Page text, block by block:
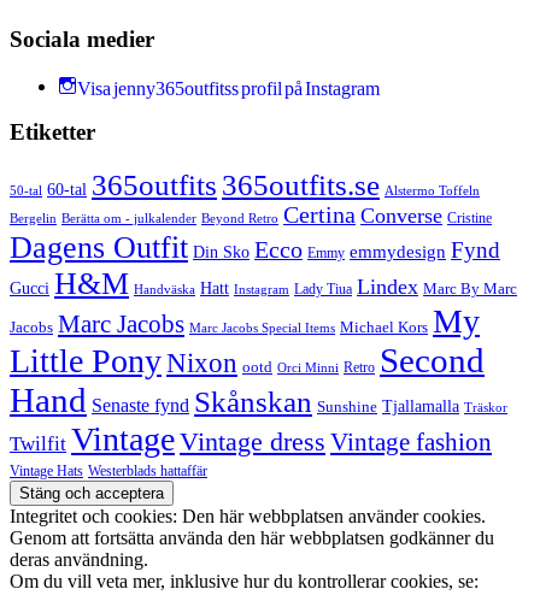
Sociala medier
Visa jenny365outfitss profil på Instagram
Etiketter
50-tal 60-tal 365outfits 365outfits.se Alstermo Toffeln
Bergelin Berätta om - julkalender Beyond Retro Certina Converse Cristine
Dagens Outfit Din Sko Ecco Emmy emmydesign Fynd
Gucci H&M Handväska Hatt Instagram Lady Tiua Lindex Marc By Marc
Jacobs Marc Jacobs Marc Jacobs Special Items Michael Kors My
Little PonyNixon ootd Orci Minni Retro Second
Hand Senaste fynd Skånskan Sunshine Tjallamalla Träskor
Twilfit VintageVintage dress Vintage fashion
Vintage Hats Westerblads hattaffär
Integritet och cookies: Den här webbplatsen använder cookies.
Genom att fortsätta använda den här webbplatsen godkänner du
deras användning.
Om du vill veta mer, inklusive hur du kontrollerar cookies, se: